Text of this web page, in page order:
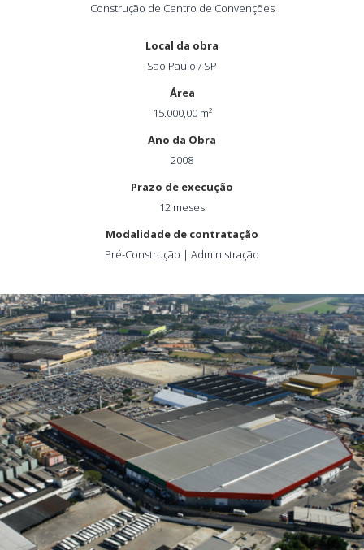
Construção de Centro de Convenções
Local da obra
São Paulo / SP
Área
15.000,00 m²
Ano da Obra
2008
Prazo de execução
12 meses
Modalidade de contratação
Pré-Construção | Administração